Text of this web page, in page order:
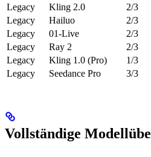
Legacy
Kling 2.0 2/3
Legacy
Hailuo 2/3
Legacy
01-Live 2/3
Legacy
Ray 2 2/3
Legacy
Kling 1.0 (Pro) 1/3
Legacy
Seedance Pro 3/3
Vollständige